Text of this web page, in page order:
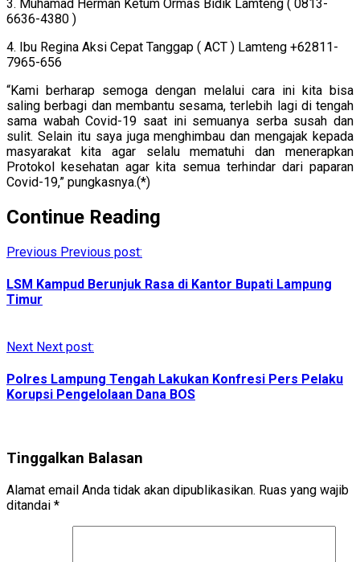
3. Muhamad Herman Ketum Ormas Bidik Lamteng ( 0813-
6636-4380 )
4. Ibu Regina Aksi Cepat Tanggap ( ACT ) Lamteng +62811-
7965-656
“Kami berharap semoga dengan melalui cara ini kita bisa
saling berbagi dan membantu sesama, terlebih lagi di tengah
sama wabah Covid-19 saat ini semuanya serba susah dan
sulit. Selain itu saya juga menghimbau dan mengajak kepada
masyarakat kita agar selalu mematuhi dan menerapkan
Protokol kesehatan agar kita semua terhindar dari paparan
Covid-19,” pungkasnya.(*)
Continue Reading
Previous Previous post:
LSM Kampud Berunjuk Rasa di Kantor Bupati Lampung
Timur
Next Next post:
Polres Lampung Tengah Lakukan Konfresi Pers Pelaku
Korupsi Pengelolaan Dana BOS
Tinggalkan Balasan
Alamat email Anda tidak akan dipublikasikan. Ruas yang wajib
ditandai *